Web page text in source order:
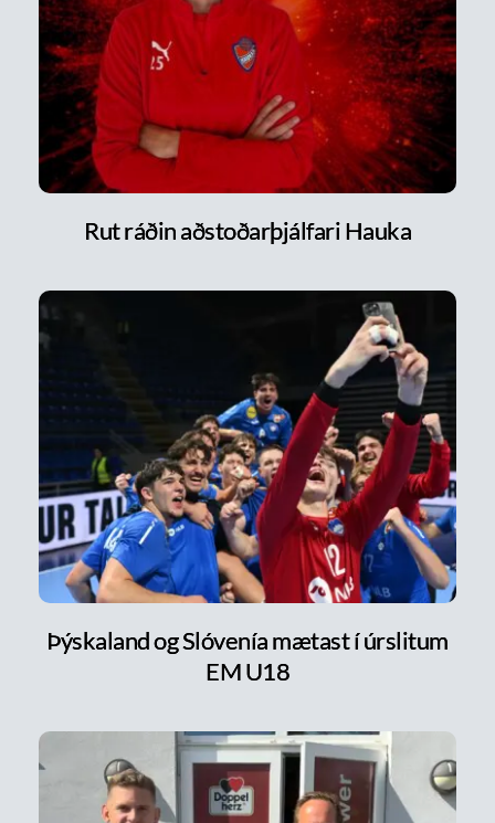
Rut ráðin aðstoðarþjálfari Hauka
Þýskaland og Slóvenía mætast í úrslitum
EM U18